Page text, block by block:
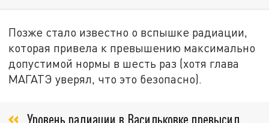
Позже стало известно о вспышке радиации,
которая привела к превышению максимально
допустимой нормы в шесть раз (хотя глава
МАГАТЭ уверял, что это безопасно).
Уровень радиации в Васильковке превысил